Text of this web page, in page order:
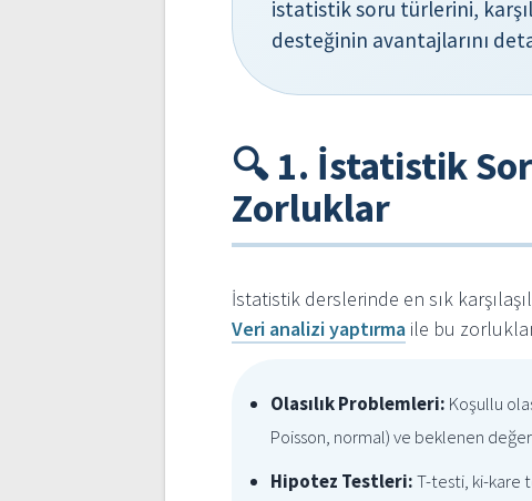
istatistik soru türlerini,
desteğinin avantajlarını
🔍 1. İstatistik
Zorluklar
İstatistik derslerinde en sık
Veri analizi yaptırma ile bu
Olasılık Problemleri: Koşullu
Poisson, normal) ve beklenen
Hipotez Testleri:T-testi, ki-kare